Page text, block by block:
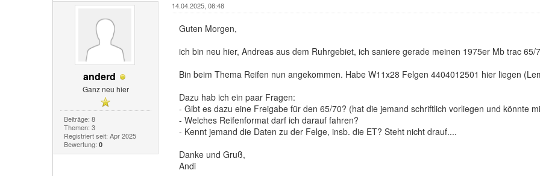
anderd
Ganz neu hier
Beiträge: 8
Themen: 3
Registriert seit: Apr 2025
Bewertung: 0
14.04.2025, 08:48
Guten Morgen,
ich bin neu hier, Andreas aus dem Ruhrgebiet, ich saniere gerade meinen 1975er Mb trac 65/
Bin beim Thema Reifen nun angekommen. Habe W11x28 Felgen 4404012501 hier liegen
Dazu hab ich ein paar Fragen:
- Gibt es dazu eine Freigabe für den 65/70? (hat die jemand schriftlich vorliegen und könnte
- Welches Reifenformat darf ich darauf fahren?
- Kennt jemand die Daten zu der Felge, insb. die ET? Steht nicht drauf....
Danke und Gruß,
Andi